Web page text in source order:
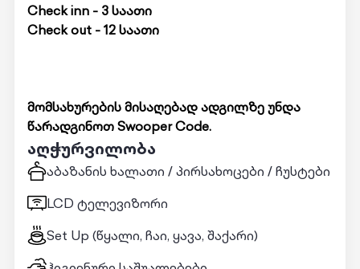
Check inn - 3 საათი
Check out - 12 საათი
მომსახურების მისაღებად ადგილზე უნდა
წარადგინოთ Swooper Code.
აღჭურვილობა
აბაზანის ხალათი / პირსახოცები / ჩუსტები
LCD ტელევიზორი
Set Up (წყალი, ჩაი, ყავა, შაქარი)